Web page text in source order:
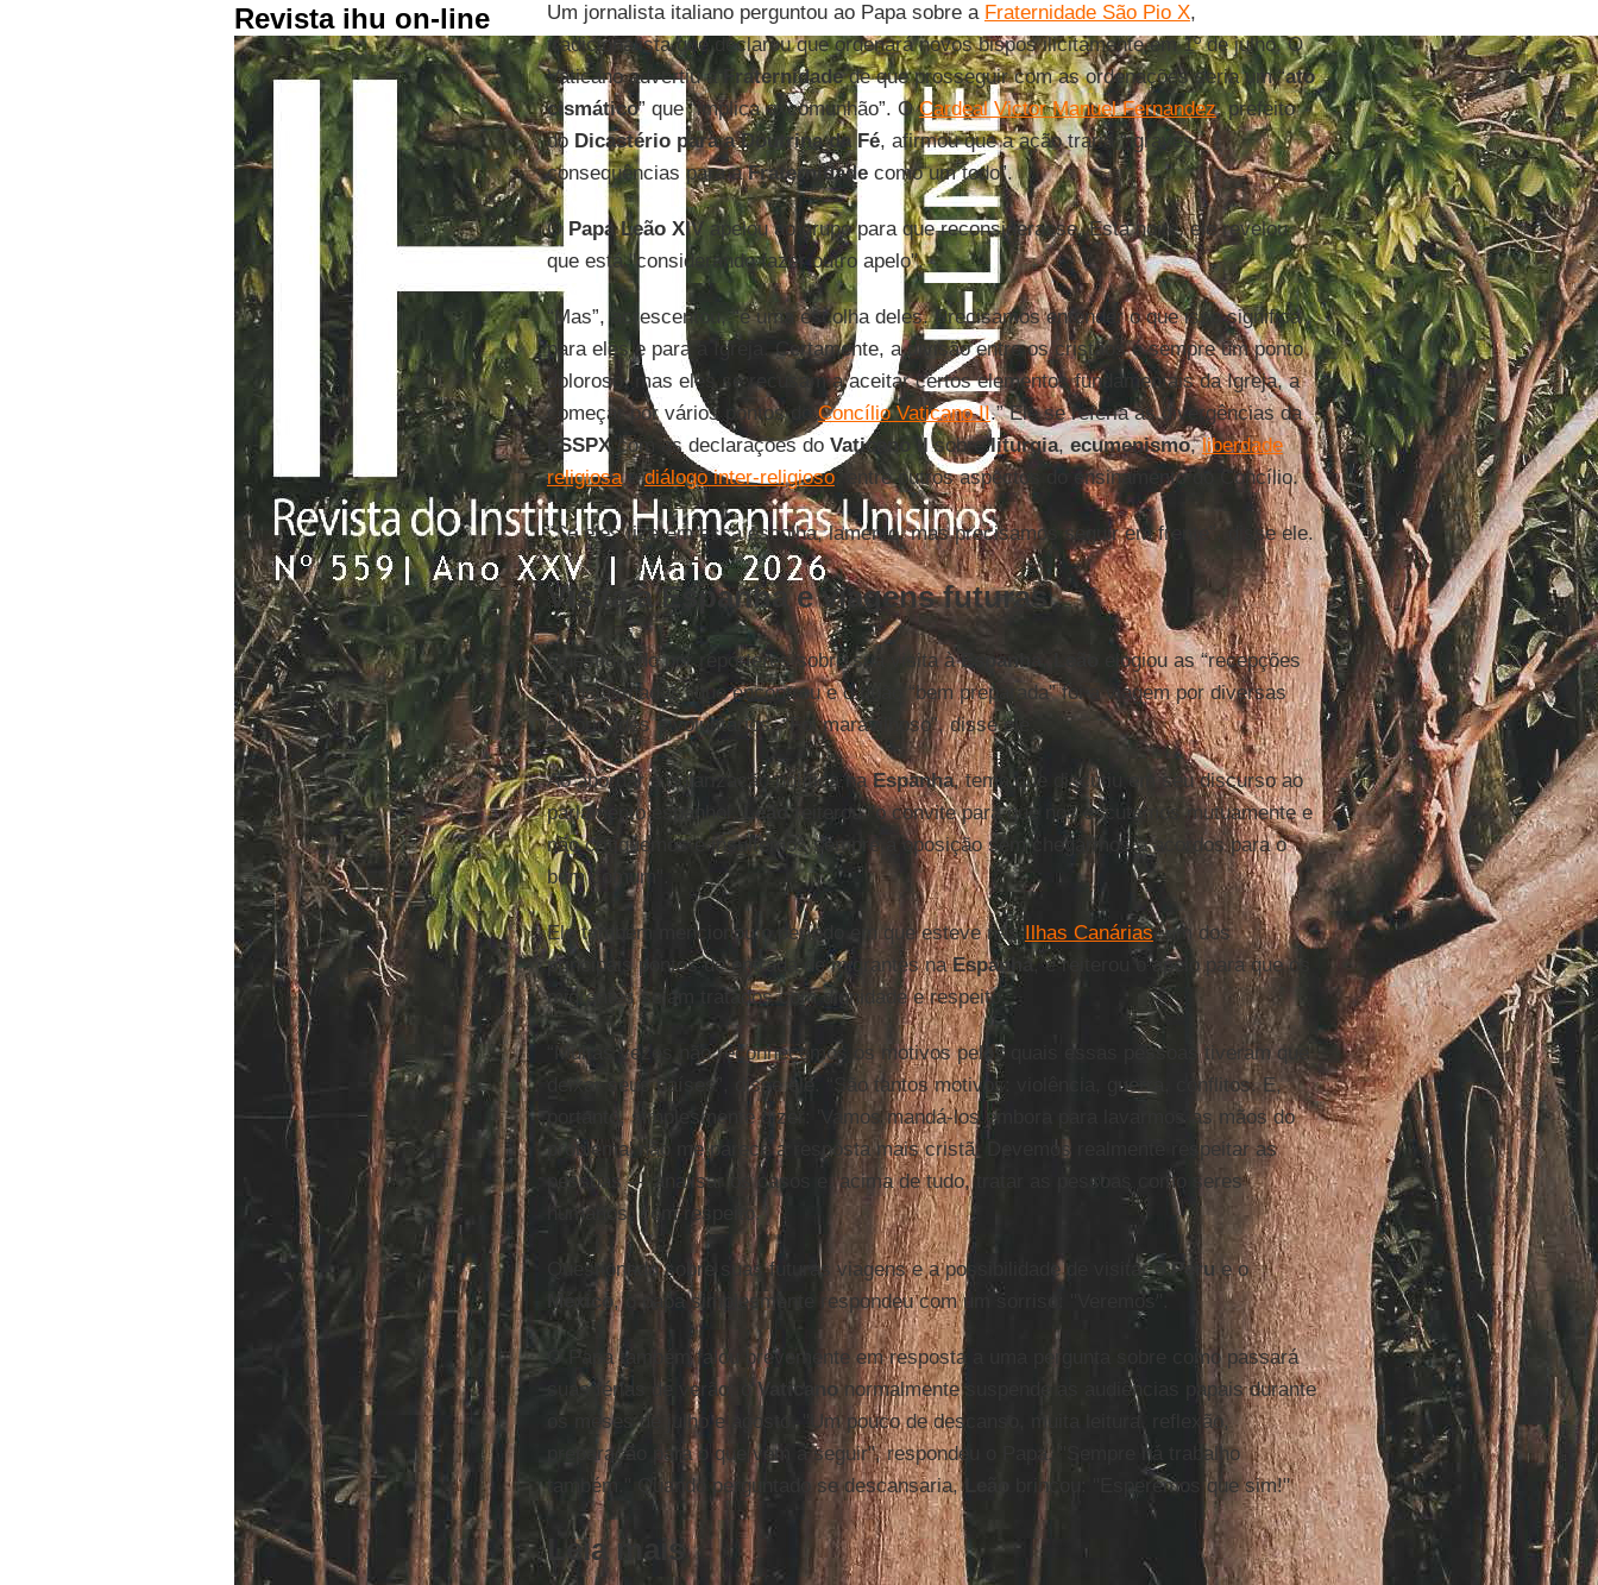
Revista ihu on-line Um jornalista italiano perguntou ao Papa sobre a Fraternidade São Pio X,
tradicionalista que declarou que ordenará novos bispos ilicitamente em 1º de julho. O
Vaticano advertiu a Fraternidadede que prosseguir com as ordenações seria um “ato
cismático” que “implica excomunhão”. OCardeal Victor Manuel Fernandez, prefeito
do Dicastério para a Doutrina da Fé, afirmou que a ação traria “ graves
consequências para aFraternidadecomo um todo”.
O Papa Leão XIVapelou ao grupo para que reconsiderasse. Esta noite, ele revelou
que está "considerando fazer outro apelo".
“Mas”, acrescentou, “é uma escolha deles. Precisamos entender o que isso significa
para eles e para a Igreja. Certamente, a divisão entre os cristãos é sempre um ponto
doloroso, mas eles se recusam a aceitar certos elementos fundamentais da Igreja, a
começar por vários pontos doConcílio Vaticano II.” Ele se referia às divergências da
FSSPXcom as declarações do Vaticano IIsobreliturgia, ecumenismo,liberdade
religiosaediálogo inter-religioso, entre outros aspectos do ensinamento do Concílio.
“Se eles fizerem essa escolha, lamento, mas precisamos seguir em frente”, disse ele.
Visita à Espanha e viagens futuras
Questionado por repórteres sobre sua visita àEspanha Leão
elogiou as “recepções
entusiasmadas” que encontrou e o quão “bem preparada” foi a viagem por diversas
autoridades e voluntários. “Foi maravilhoso”, disse ele.
Ao abordar a polarização política naEspanha, tema que discutiu em seu discurso ao
parlamento espanhol,Leão reiterou "o convite para que nos escutemos mutuamente e
não critiquemos e insultemos sempre a oposição sem chegarmos a acordos para o
bem comum".
Ele também mencionou o período em que esteve nasIlhas Canárias, um dos
principais pontos de entrada de migrantes naEspanha, e reiterou o apelo para que os
migrantes sejam tratados com dignidade e respeito.
“Muitas vezes não reconhecemos os motivos pelos quais essas pessoas tiveram que
deixar seus países”, disse ele. “São tantos motivos: violência, guerra, conflitos. E,
portanto, simplesmente dizer: 'Vamos mandá-los embora para lavarmos as mãos do
problema' não me parece a resposta mais cristã. Devemos realmente respeitar as
pessoas — analisar os casos e, acima de tudo, tratar as pessoas como seres
humanos, com respeito.”
Questionado sobre suas futuras viagens e a possibilidade de visitar oPeru e o
México, o papa simplesmente respondeu com um sorriso: "Veremos".
O Papa também falou brevemente em resposta a uma pergunta sobre como passará
suas férias de verão; o Vaticanonormalmente suspende as audiências papais durante
os meses de julho e agosto. "Um pouco de descanso, muita leitura, reflexão,
preparação para o que vem a seguir", respondeu o Papa. "Sempre há trabalho
também." Quando perguntado se descansaria,Leão brincou: "Esperemos que sim!"
Leia mais